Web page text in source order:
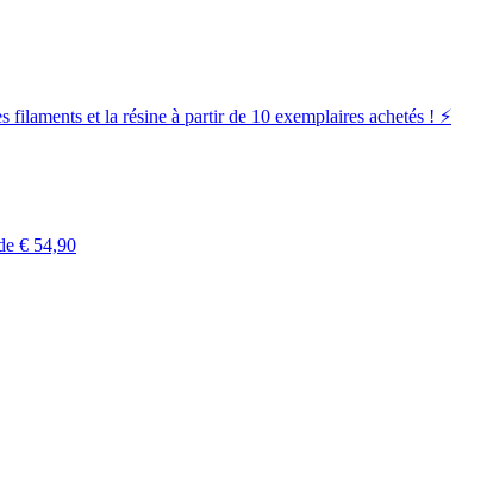
filaments et la résine à partir de 10 exemplaires achetés ! ⚡️
€ 54,90